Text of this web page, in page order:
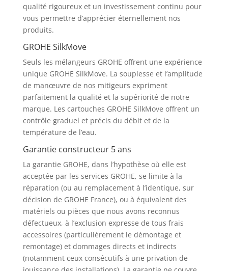
qualité rigoureux et un investissement continu pour
vous permettre d’apprécier éternellement nos
produits.
GROHE SilkMove
Seuls les mélangeurs GROHE offrent une expérience
unique GROHE SilkMove. La souplesse et l’amplitude
de manœuvre de nos mitigeurs expriment
parfaitement la qualité et la supériorité de notre
marque. Les cartouches GROHE SilkMove offrent un
contrôle graduel et précis du débit et de la
température de l’eau.
Garantie constructeur 5 ans
La garantie GROHE, dans l’hypothèse où elle est
acceptée par les services GROHE, se limite à la
réparation (ou au remplacement à l’identique, sur
décision de GROHE France), ou à équivalent des
matériels ou pièces que nous avons reconnus
défectueux, à l’exclusion expresse de tous frais
accessoires (particulièrement le démontage et
remontage) et dommages directs et indirects
(notamment ceux consécutifs à une privation de